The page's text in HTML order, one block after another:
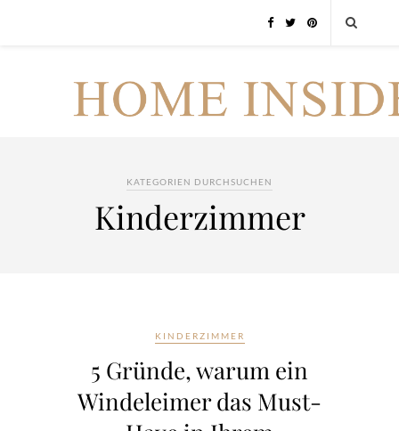
KATEGORIEN DURCHSUCHEN
Kinderzimmer
KINDERZIMMER
5 Gründe, warum ein
Windeleimer das Must-